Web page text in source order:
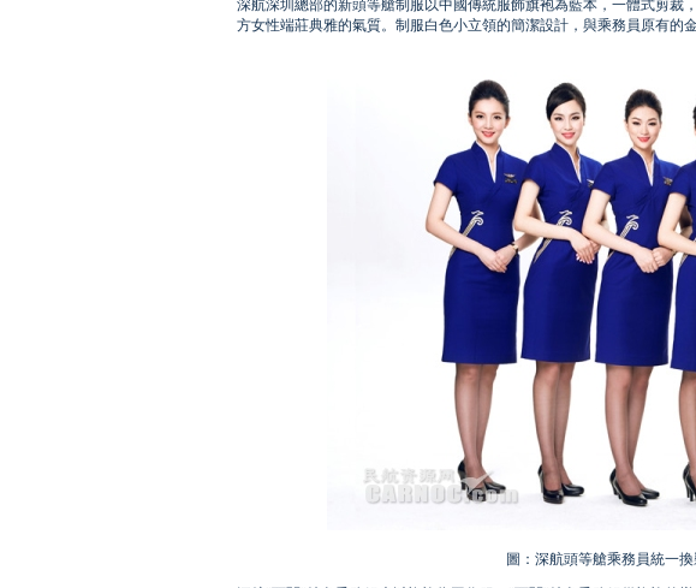
深航深圳總部的新頭等艙制服以中國傳統服飾旗袍為藍本，一體式剪
方女性端莊典雅的氣質。制服白色小立領的簡潔設計，與乘務員原有的
圖：深航頭等艙乘務員統一